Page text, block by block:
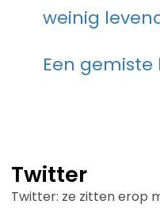
weinig
Een gemiste
Twitter
Twitter: ze zitten erop